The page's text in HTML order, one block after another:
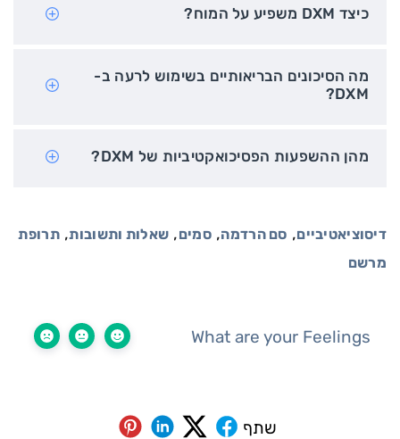
כיצד DXM משפיע על המוח?
מה הסיכונים הבריאותיים בשימוש לרעה ב-
DXM?
מהן ההשפעות הפסיכואקטיביות של DXM?
דיסוציאטיביים, סם הרדמה,סמים, שאלות ותשובות,תרופת
מרשם
What are your Feelings
שתף